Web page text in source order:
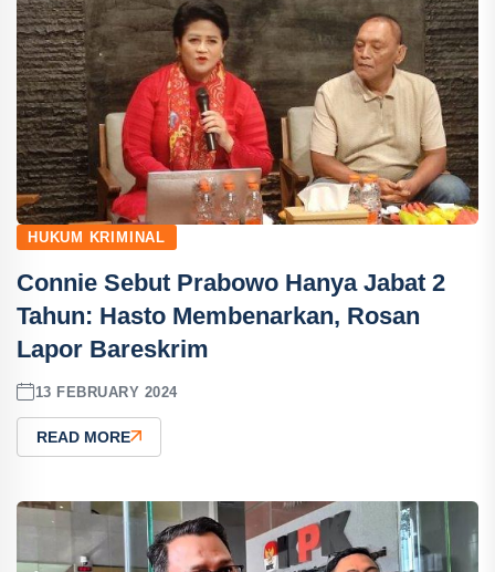
HUKUM KRIMINAL
Connie Sebut Prabowo Hanya Jabat 2
Tahun: Hasto Membenarkan, Rosan
Lapor Bareskrim
13 FEBRUARY 2024
READ MORE